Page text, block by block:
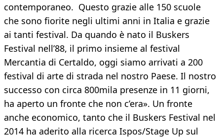
contemporaneo. Questo grazie alle 150 scuole
che sono fiorite negli ultimi anni in Italia e grazie
ai tanti festival. Da quando è nato il Buskers
Festival nell’88, il primo insieme al festival
Mercantia di Certaldo, oggi siamo arrivati a 200
festival di arte di strada nel nostro Paese. Il nostro
successo con circa 800mila presenze in 11 giorni,
ha aperto un fronte che non c’era». Un fronte
anche economico, tanto che il Buskers Festival nel
2014 ha aderito alla ricerca Ispos/Stage Up sul